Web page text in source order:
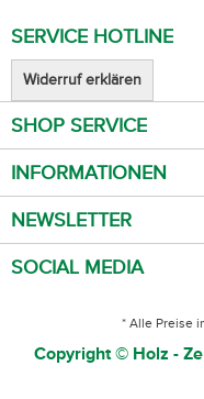
SERVICE HOTLINE
Widerruf erklären
SHOP SERVICE
INFORMATIONEN
NEWSLETTER
SOCIAL MEDIA
* Alle Preise
Copyright © Holz -